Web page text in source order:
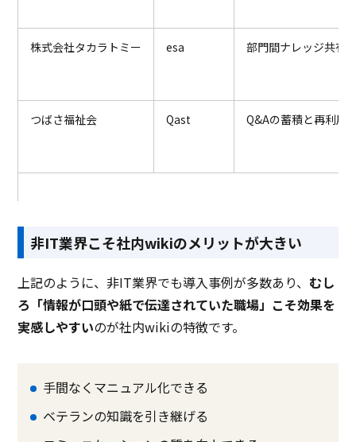
株式会社タカラトミー esa 部門間ナレッジ共有
つばさ福祉会 Qast Q&Aの蓄積と再利用
非IT業界こそ社内wikiのメリットが大きい
上記のように、非IT業界でも導入事例が多数あり、 むし
ろ「情報が口頭や紙で伝達されていた職場」こそ効果を
実感しやすいのが社内wikiの特徴です。
手間なくマニュアル化できる
ベテランの知識を引き継げる